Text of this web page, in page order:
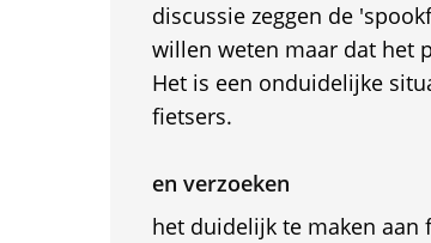
discussie zeggen de
willen weten maar dat het
Het is een onduidelijke
fietsers.
en verzoeken
het duidelijk te maken aan